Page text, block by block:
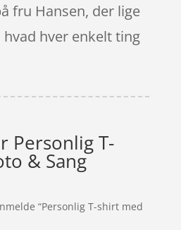
fru Hansen, der lige
hver enkelt ting
Personlig T-
& Sang
“Personlig T-shirt med